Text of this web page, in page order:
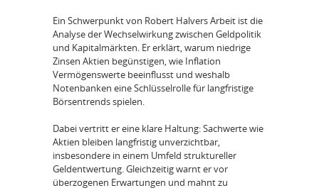
Ein Schwerpunkt von Robert Halvers Arbeit ist die
Analyse der Wechselwirkung zwischen Geldpolitik
und Kapitalmärkten. Er erklärt, warum niedrige
Zinsen Aktien begünstigen, wie Inflation
Vermögenswerte beeinflusst und weshalb
Notenbanken eine Schlüsselrolle für langfristige
Börsentrends spielen.
Dabei vertritt er eine klare Haltung: Sachwerte wie
Aktien bleiben langfristig unverzichtbar,
insbesondere in einem Umfeld struktureller
Geldentwertung. Gleichzeitig warnt er vor
überzogenen Erwartungen und mahnt zu